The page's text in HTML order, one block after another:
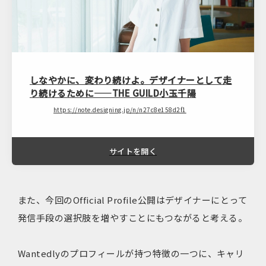
しなやかに、変わり続けよ。デザイナーとして走
り続けるために——THE GUILD小玉千陽
https://note.designing.jp/n/n27c8e158d2f1
サイトを開く
また、今回のOfficial Profile公開はデザイナーにとって
発信手段の選択肢を増やすことにもつながると考える。
Wantedlyのプロフィールが持つ特徴の一つに、キャリ